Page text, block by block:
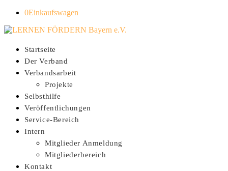
0Einkaufswagen
Startseite
Der Verband
Verbandsarbeit
Projekte
Selbsthilfe
Veröffentlichungen
Service-Bereich
Intern
Mitglieder Anmeldung
Mitgliederbereich
Kontakt